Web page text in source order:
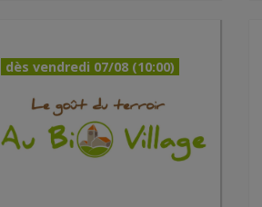
dès vendredi 07/08 (10:00)